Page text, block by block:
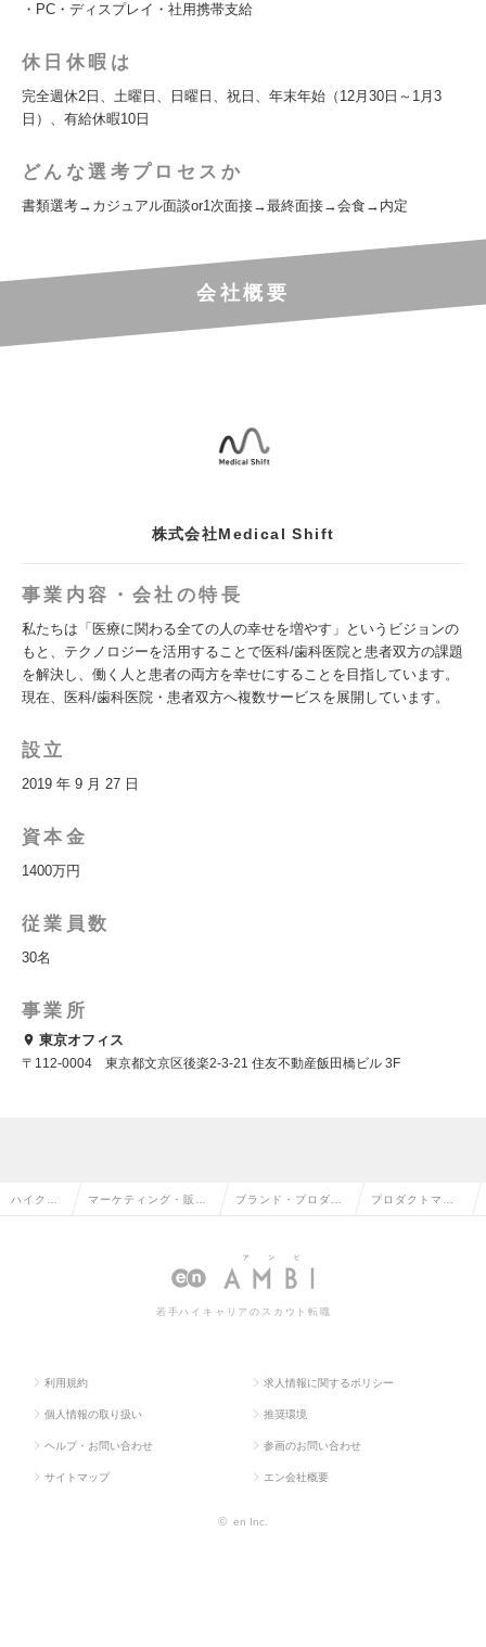
・PC・ディスプレイ・社用携帯支給
休日休暇は
完全週休2日、土曜日、日曜日、祝日、年末年始（12月30日～1月3
日）、有給休暇10日
どんな選考プロセスか
書類選考→カジュアル面談or1次面接→最終面接→会食→内定
会社概要
株式会社Medical Shift
事業内容・会社の特長
私たちは「医療に関わる全ての人の幸せを増やす」というビジョンの
もと、テクノロジーを活用することで医科/歯科医院と患者双方の課題
を解決し、働く人と患者の両方を幸せにすることを目指しています。
現在、医科/歯科医院・患者双方へ複数サービスを展開しています。
設立
2019 年 9 月 27 日
資本金
1400万円
従業員数
30名
事業所
東京オフィス
〒112-0004 東京都文京区後楽2-3-21 住友不動産飯田橋ビル 3F
ハイクラ マーケティング・販促 ブランド・プロダク プロダクトマネ
若手ハイキャリアのスカウト転職
利用規約 求人情報に関するポリシー
個人情報の取り扱い 推奨環境
ヘルプ・お問い合わせ 参画のお問い合わせ
サイトマップ エン会社概要
© en Inc.